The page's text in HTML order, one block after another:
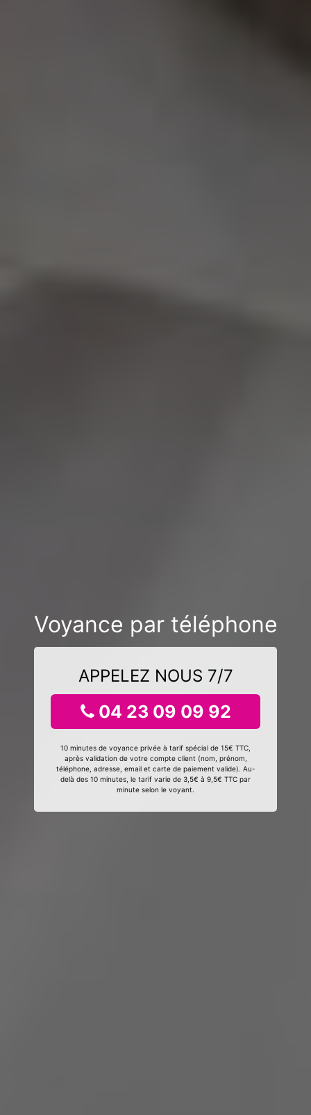
Voyance par téléphone
APPELEZ NOUS 7/7
04 23 09 09 92
10 minutes de voyance privée à tarif spécial de 15€ TTC,
après validation de votre compte client (nom, prénom,
téléphone, adresse, email et carte de paiement valide). Au-
delà des 10 minutes, le tarif varie de 3,5€ à 9,5€ TTC par
minute selon le voyant.